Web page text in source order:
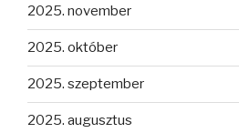
2025. november
2025. október
2025. szeptember
2025. augusztus